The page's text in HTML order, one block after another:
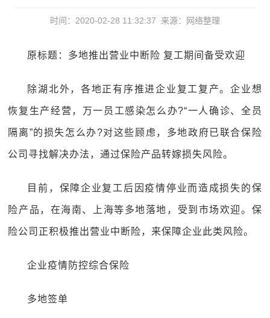
时间：2020-02-28 11:32:37 来源：网络整理
原标题：多地推出营业中断险 复工期间备受欢迎
除湖北外，各地正有序推进企业复工复产。企业想
恢复生产经营，万一员工感染怎么办?“一人确诊、全员
隔离”的损失怎么办?对这些顾虑，多地政府已联合保险
公司寻找解决办法，通过保险产品转嫁损失风险。
目前，保障企业复工后因疫情停业而造成损失的保
险产品，在海南、上海等多地落地，受到市场欢迎。保
险公司正积极推出营业中断险，来保障企业此类风险。
企业疫情防控综合保险
多地签单